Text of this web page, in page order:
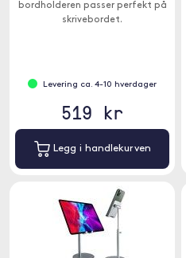
bordholderen passer perfekt på
skrivebordet.
Levering ca. 4-10 hverdager
519 kr
Legg i handlekurven